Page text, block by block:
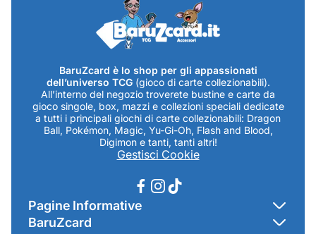
BaruZcard è lo shop per gli appassionati
dell’universo TCG (gioco di carte collezionabili).
All’interno del negozio troverete bustine e carte da
gioco singole, box, mazzi e collezioni speciali dedicate
a tutti i principali giochi di carte collezionabili: Dragon
Ball, Pokémon, Magic, Yu-Gi-Oh, Flash and Blood,
Digimon e tanti, tanti altri!
Gestisci Cookie
Pagine Informative
BaruZcard